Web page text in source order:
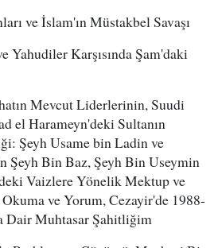
ve İslam'ın Müstakbel Savaşı
Yahudiler Karşısında Şam'daki
Mevcut Liderlerinin, Suudi
el Harameyn'deki Sultanın
Şeyh Usame bin Ladin ve
Şeyh Bin Baz, Şeyh Bin Useymin
Vaizlere Yönelik Mektup ve
ve Yorum, Cezayir'de 1988-
Dair Muhtasar Şahitliğim